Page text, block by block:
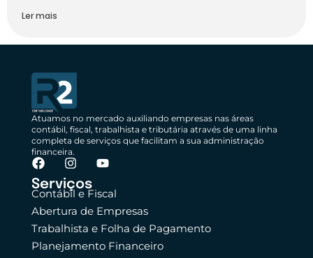
Ler mais
Atuamos no mercado auxiliando empresas nas áreas
contábil, fiscal, trabalhista e tributária através de uma linha
completa de serviços que facilitam a sua administração
financeira.
Serviços
Contábil e Fiscal
Abertura de Empresas
Trabalhista e Folha de Pagamento
Planejamento Financeiro